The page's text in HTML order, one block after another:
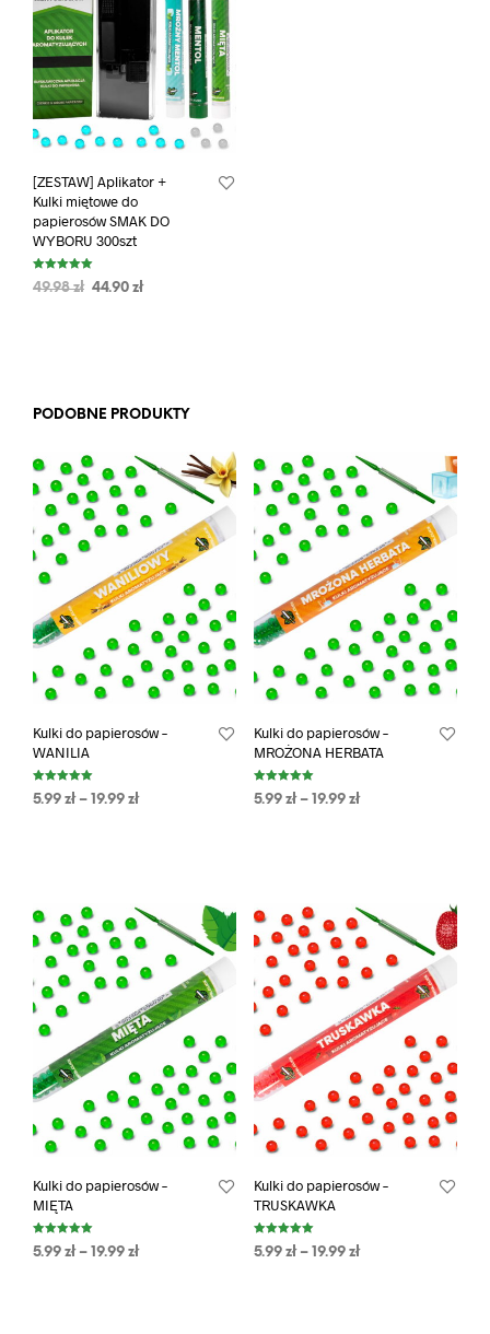
[ZESTAW] Aplikator +
Kulki miętowe do
papierosów SMAK DO
WYBORU 300szt
Oceniono
5.00
49.98zł 44.90 zł
PODOBNE PRODUKTY
Kulki do papierosów –
WANILIA
Oceniono
5.00
5.99 zł– 19.99 zł
Kulki do papierosów –
MROŻONA HERBATA
Oceniono
5.00
5.99 zł– 19.99 zł
Kulki do papierosów –
MIĘTA
Oceniono
5.00
5.99 zł– 19.99 zł
Kulki do papierosów –
TRUSKAWKA
Oceniono
5.00
5.99 zł– 19.99 zł